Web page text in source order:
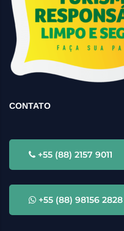
CONTATO
+55 (88) 2157 9011
+55 (88) 98156 2828